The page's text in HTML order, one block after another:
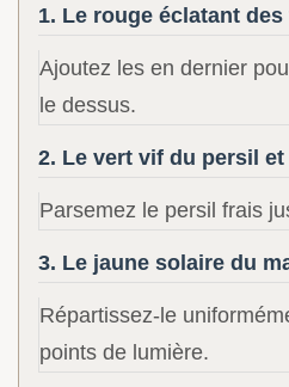
1. Le rouge éclatant
Ajoutez les en dernier
le dessus.
2. Le vert vif du persil
Parsemez le persil frais
3. Le jaune solaire du
Répartissez-le
points de lumière.